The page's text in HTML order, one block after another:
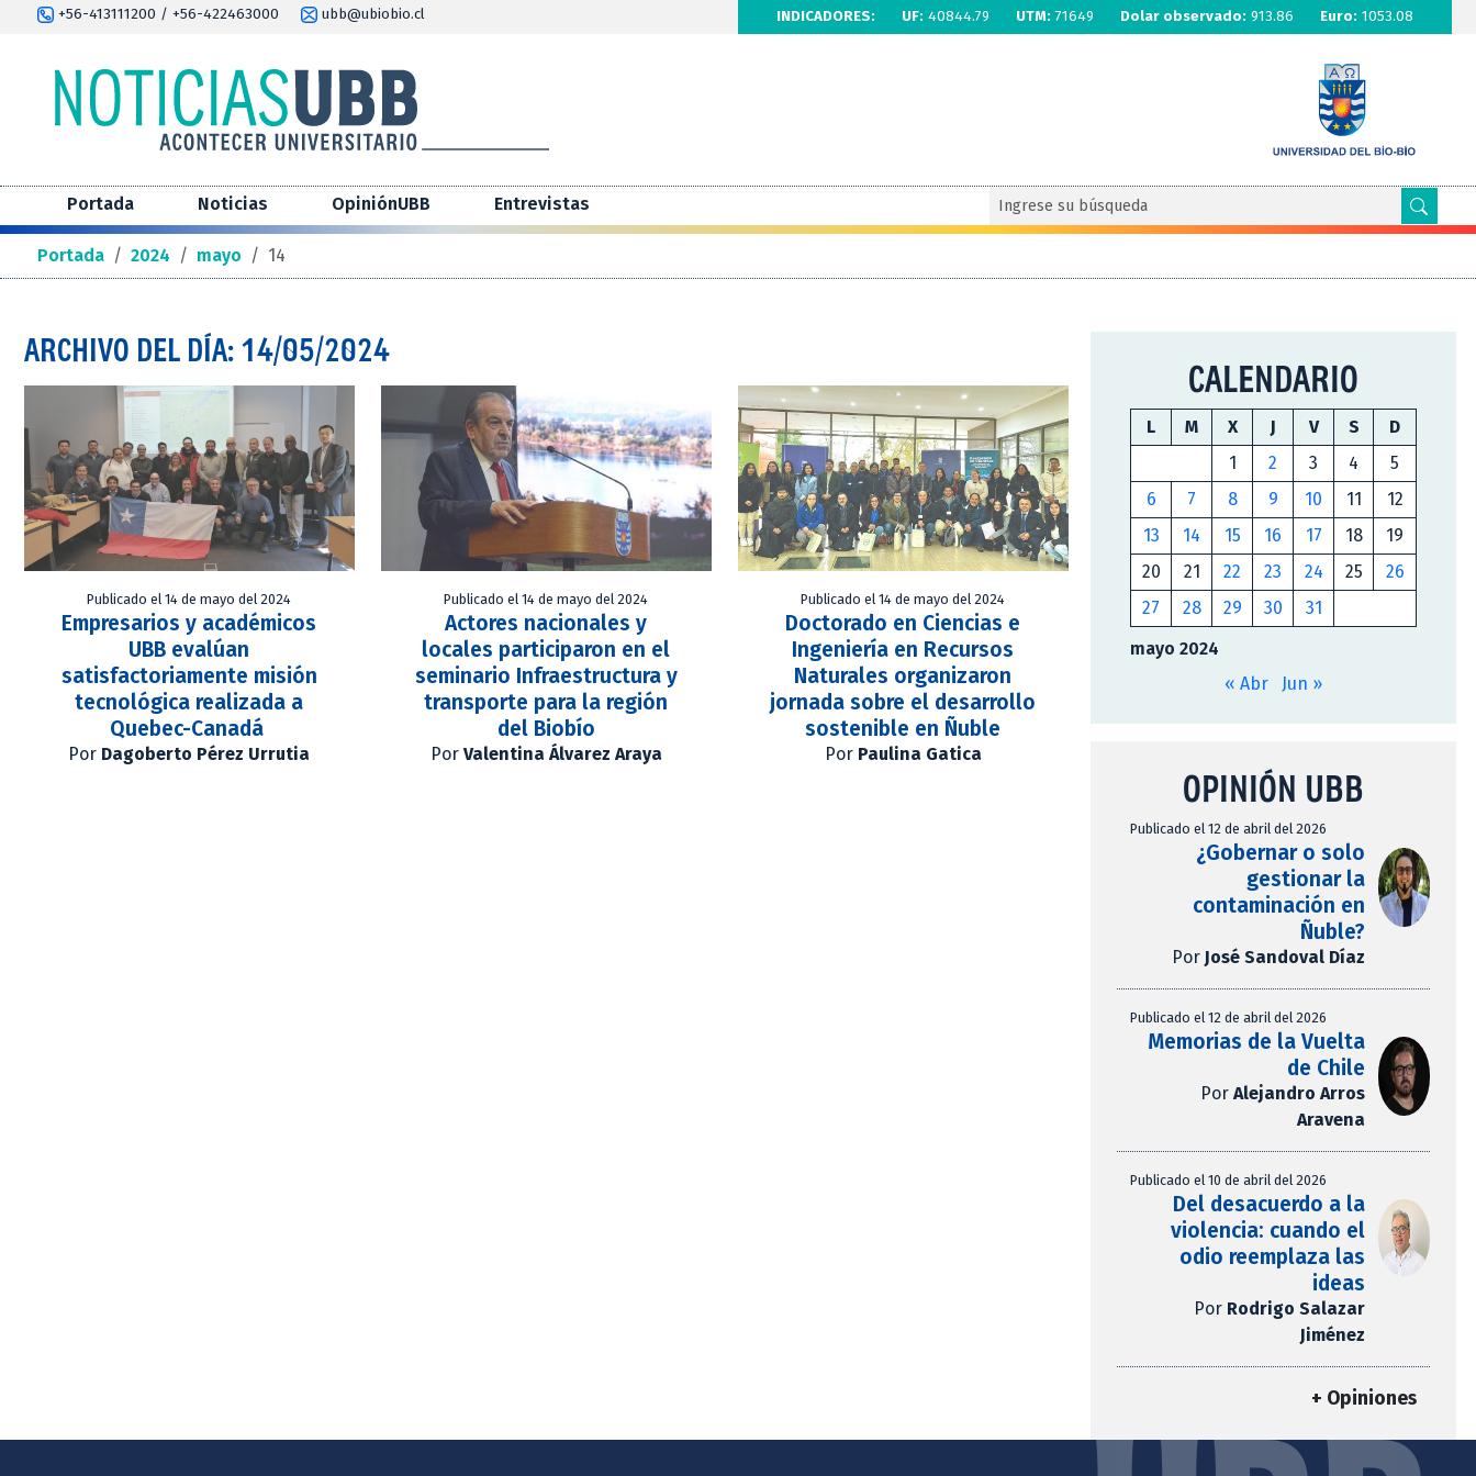
+56-413111200 / +56-422463000 ubb@ubiobio.cl INDICADORES: UF: 40844.79 UTM: 71649 Dolar observado: 913.86 Euro: 1053.08
Portada Noticias OpiniónUBB Entrevistas
Portada / 2024 / mayo / 14
ARCHIVO DEL DÍA: 14/05/2024
Publicado el 14 de mayo del 2024
Empresarios y académicos
UBB evalúan
satisfactoriamente misión
tecnológica realizada a
Quebec-Canadá
Por Dagoberto Pérez Urrutia
Publicado el 14 de mayo del 2024
Actores nacionales y
locales participaron en el
seminario Infraestructura y
transporte para la región
del Biobío
Por Valentina Álvarez Araya
Publicado el 14 de mayo del 2024
Doctorado en Ciencias e
Ingeniería en Recursos
Naturales organizaron
jornada sobre el desarrollo
sostenible en Ñuble
Por Paulina Gatica
CALENDARIO
mayo 2024
L M X J V S
D
1
2 3 4
5
6
7 8 9 10 11
12
13
14 15 16 17 18
19
20
21 22 23 24 25
26
27
28 29 30 31
« Abr Jun »
OPINIÓN UBB
Publicado el 12 de abril del 2026
¿Gobernar o solo
gestionar la
contaminación en
Ñuble?
Por José Sandoval Díaz
Publicado el 12 de abril del 2026
Memorias de la Vuelta
de Chile
Por Alejandro Arros
Aravena
Publicado el 10 de abril del 2026
Del desacuerdo a la
violencia: cuando el
odio reemplaza las
ideas
Por Rodrigo Salazar
Jiménez
+ Opiniones